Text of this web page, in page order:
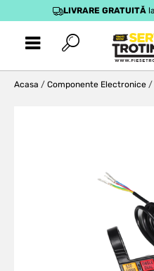
LIVRARE GRATUITĂ
Acasa / Componente Electronice /